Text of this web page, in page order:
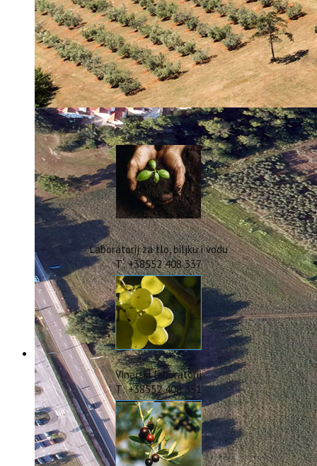
Dialogue4Tourism
REVIVE
WASTEREDUCE
MITOMED+
WINTERMED
CASTWATER
INHERIT
CONSUMLESS PLUS
IstraOILFest
ARHIVA PROJEKATA
IstraECOinclusive
Izdavačka djelatnost
Izbor u znanstvena zvanja
Dokumenti
Statut
Strategija
CIP
Pravo na pristup informacijama
Zaštita osobnih podataka
Godišnji izvještaj
Javna nabava
Natječaji za radna mjesta
Zakonodavni okvir
Akti Instituta
Linkovi
Kontakt
webmail
Popularizacija znanosti
ERASMUS+
HyPro4ST
Laboratorij za tlo, biljku i vodu
T: +38552 408 337
Vinarski laboratorij
T: +38552 408 331